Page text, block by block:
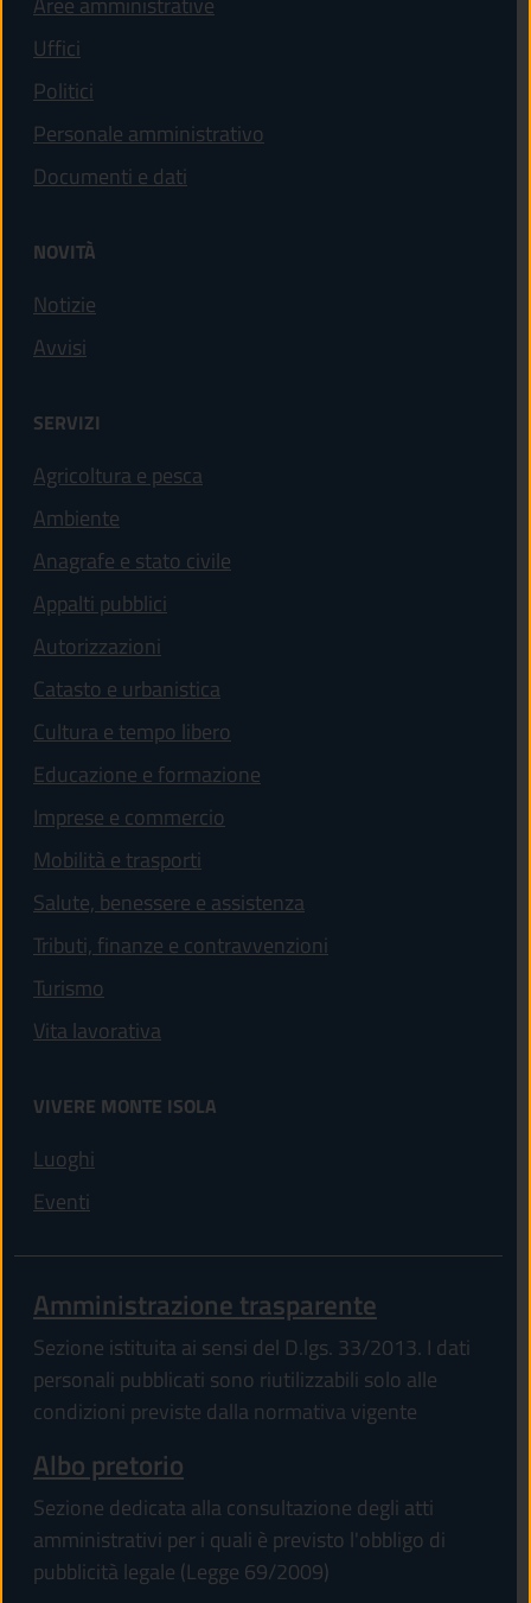
Uffici
Politici
Personale amministrativo
Documenti e dati
NOVITÀ
Notizie
Avvisi
SERVIZI
Agricoltura e pesca
Ambiente
Anagrafe e stato civile
Appalti pubblici
Autorizzazioni
Catasto e urbanistica
Cultura e tempo libero
Educazione e formazione
Imprese e commercio
Mobilità e trasporti
Salute, benessere e assistenza
Tributi, finanze e contravvenzioni
Turismo
Vita lavorativa
VIVERE MONTE ISOLA
Luoghi
Eventi
Amministrazione trasparente
Sezione istituita ai sensi del D.lgs. 33/2013. I dati
personali pubblicati sono riutilizzabili solo alle
condizioni previste dalla normativa vigente
Albo pretorio
Sezione dedicata alla consultazione degli atti
amministrativi per i quali è previsto l'obbligo di
pubblicità legale (Legge 69/2009)